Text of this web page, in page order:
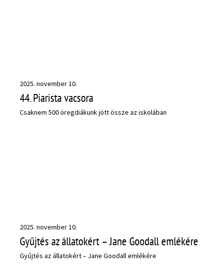
2025. november 10.
44. Piarista vacsora
Csaknem 500 öregdiákunk jött össze az iskolában
2025. november 10.
Gyűjtés az állatokért – Jane Goodall emlékére
Gyűjtés az állatokért – Jane Goodall emlékére